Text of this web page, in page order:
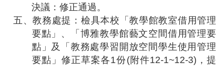
決議：修正通過。
五、教務處提：檢具本校「教學館教室借用管理
要點」、「博雅教學館藝文空間借用管理要
點」及「教務處學習開放空間學生使用管理
要點」修正草案各1份(附件12-1~12-3) ，提